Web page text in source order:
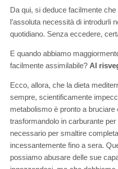
Da qui, si deduce facilmente
l’assoluta necessità di introdurli
quotidiano. Senza eccedere,
E quando abbiamo
facilmente assimilabile? Al
Ecco, allora, che la dieta
sempre, scientificamente
metabolismo è pronto a bruciare
trasformandolo in carburante
necessario per smaltire
incessantemente fino a sera.
possiamo abusare delle sue